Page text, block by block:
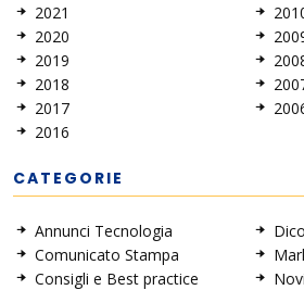
2021
2020
2019
2018
2017
2016
CATEGORIE
Annunci Tecnologia
Comunicato Stampa
Consigli e Best practice